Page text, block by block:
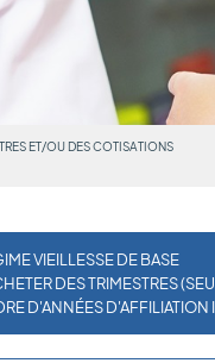
ET/OU DES COTISATIONS
VIEILLESSE DE BASE
DES TRIMESTRES
D'ANNÉES